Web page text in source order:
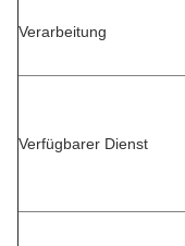
Verarbeitung
Verfügbarer Dienst